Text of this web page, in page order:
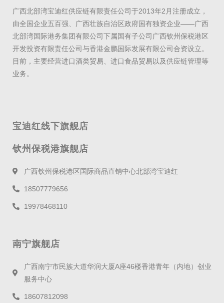
广西北部湾宝迪红供应链有限责任公司于2013年2月注册成立，
由全国企业五百强、广西壮族自治区政府国有独资企业——广西
北部湾国际港务集团有限公司下属国有子公司广西钦州保税港区
开发投资有限责任公司与香港金鹏国际发展有限公司合资设立。
目前，主要经营进口酒类贸易、进口食品贸易以及供应链管理等
业务。
宝迪红线下旗舰店
钦州保税港旗舰店
广西钦州保税港区国际商品直销中心北部湾宝迪红
18507779656
19978468110
南宁旗舰店
广西南宁市民族大道华润大厦A座46楼香港青年（内地）创业
服务中心
18607812098